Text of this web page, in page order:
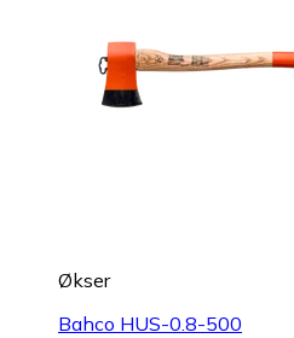
Økser
Bahco HUS-0.8-500